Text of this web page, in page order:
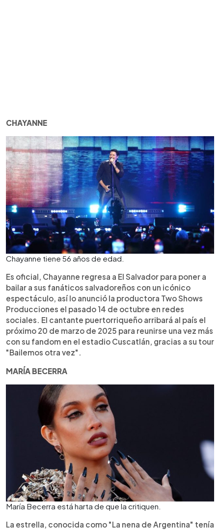
CHAYANNE
Chayanne tiene 56 años de edad.
Es oficial, Chayanne regresa a El Salvador para poner a
bailar a sus fanáticos salvadoreños con un icónico
espectáculo, así lo anunció la productora Two Shows
Producciones el pasado 14 de octubre en redes
sociales. El cantante puertorriqueño arribará al país el
próximo 20 de marzo de 2025 para reunirse una vez más
con su fandom en el estadio Cuscatlán, gracias a su tour
"Bailemos otra vez".
MARÍA BECERRA
María Becerra está harta de que la critiquen.
La estrella, conocida como "La nena de Argentina" tenía